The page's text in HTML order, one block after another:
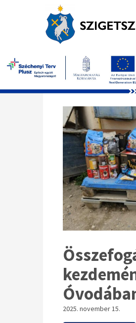
Főoldal
2025. november 15.